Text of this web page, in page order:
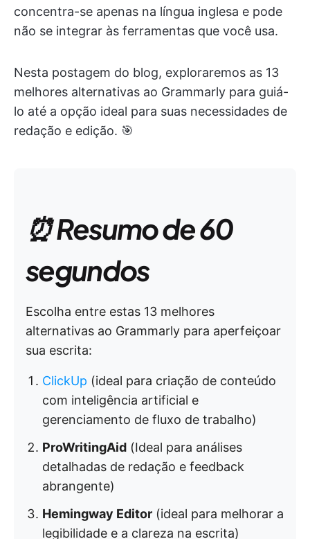
concentra-se apenas na língua inglesa e pode
não se integrar às ferramentas que você usa.
Nesta postagem do blog, exploraremos as 13
melhores alternativas ao Grammarly para guiá-
lo até a opção ideal para suas necessidades de
redação e edição. 🎯
⏰ Resumo de 60
segundos
Escolha entre estas 13 melhores
alternativas ao Grammarly para aperfeiçoar
sua escrita:
ClickUp (ideal para criação de conteúdo
com inteligência artificial e
gerenciamento de fluxo de trabalho)
ProWritingAid (Ideal para análises
detalhadas de redação e feedback
abrangente)
Hemingway Editor (ideal para melhorar a
legibilidade e a clareza na escrita)